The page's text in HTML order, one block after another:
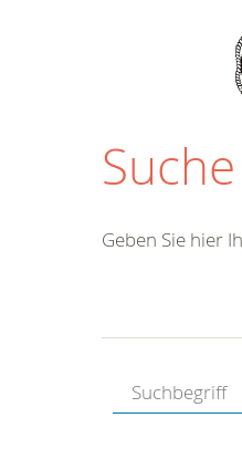
Suche
Geben Sie hier